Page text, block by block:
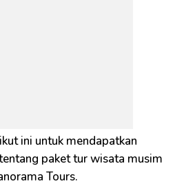
ini untuk mendapatkan
paket tur wisata musim
Tours.